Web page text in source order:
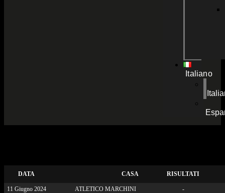
Italiano
DATA CASA RISULTATI
11 Giugno 2024 ATLETICO MARCHINI
-